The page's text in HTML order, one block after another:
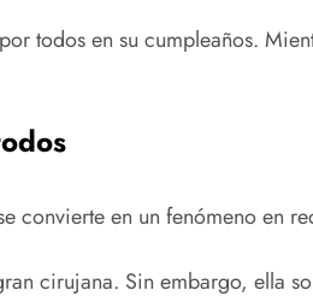
todos en su cumpleaños.
convierte en un fenómeno en
cirujana. Sin embargo, ella